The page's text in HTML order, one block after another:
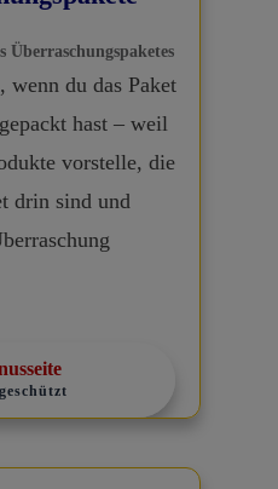
wenn du das Paket
hast – weil
vorstelle, die
drin sind und